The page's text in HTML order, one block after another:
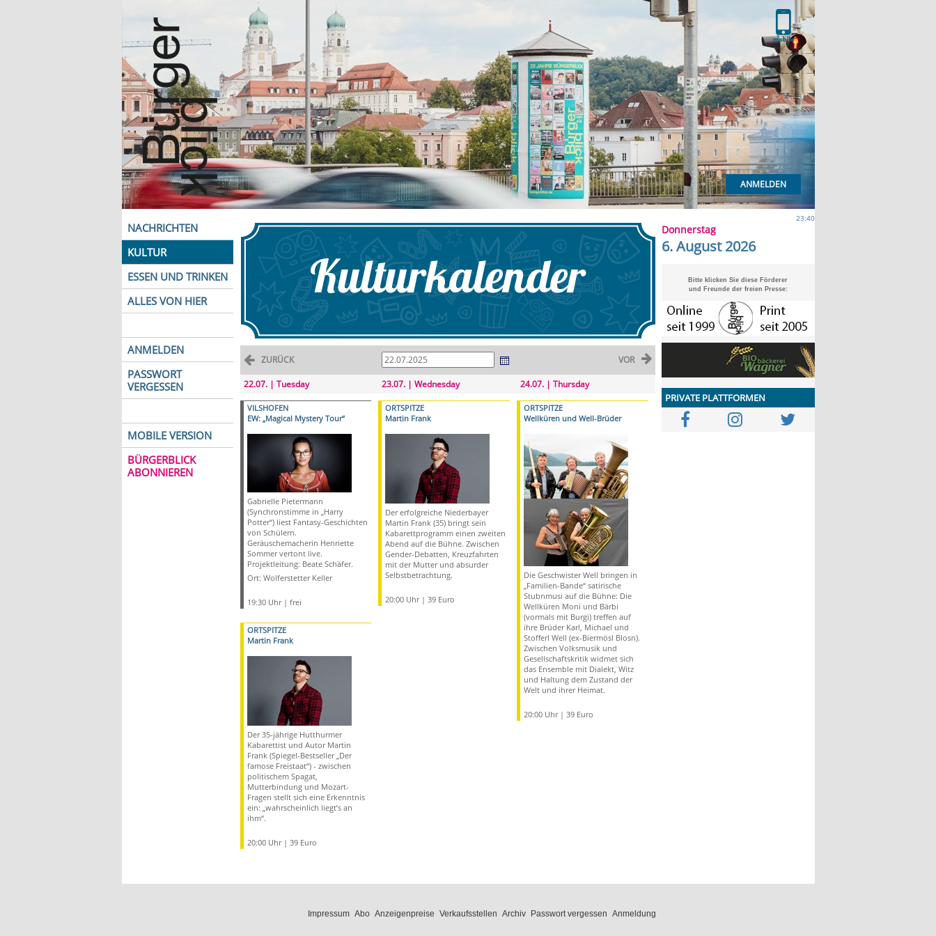
ANMELDEN
NACHRICHTEN
KULTUR
ESSEN UND TRINKEN
ALLES VON HIER
ANMELDEN
PASSWORT
VERGESSEN
MOBILE VERSION
BÜRGERBLICK
ABONNIEREN
ZURÜCK VOR
22.07. | Tuesday
VILSHOFEN
EW: „Magical Mystery Tour“
Gabrielle Pietermann
(Synchronstimme in „Harry
Potter“) liest Fantasy-Geschichten
von Schülern.
Geräuschemacherin Henriette
Sommer vertont live.
Projektleitung: Beate Schäfer.
Ort: Wolferstetter Keller
19:30 Uhr | frei
ORTSPITZE
Martin Frank
Der 35-jährige Hutthurmer
Kabarettist und Autor Martin
Frank (Spiegel-Bestseller „Der
famose Freistaat“) - zwischen
politischem Spagat,
Mutterbindung und Mozart-
Fragen stellt sich eine Erkenntnis
ein: „wahrscheinlich liegt’s an
ihm“.
20:00 Uhr | 39 Euro
23.07. | Wednesday
ORTSPITZE
Martin Frank
Der erfolgreiche Niederbayer
Martin Frank (35) bringt sein
Kabarettprogramm einen zweiten
Abend auf die Bühne. Zwischen
Gender-Debatten, Kreuzfahrten
mit der Mutter und absurder
Selbstbetrachtung.
20:00 Uhr | 39 Euro
24.07. | Thursday
ORTSPITZE
Wellküren und Well-Brüder
Die Geschwister Well bringen in
„Familien-Bande“ satirische
Stubnmusi auf die Bühne: Die
Wellküren Moni und Bärbi
(vormals mit Burgi) treffen auf
ihre Brüder Karl, Michael und
Stofferl Well (ex-Biermösl Blosn).
Zwischen Volksmusik und
Gesellschaftskritik widmet sich
das Ensemble mit Dialekt, Witz
und Haltung dem Zustand der
Welt und ihrer Heimat.
20:00 Uhr | 39 Euro
23:40
Donnerstag
6. August 2026
Bitte klicken Sie diese Förderer
und Freunde der freien Presse:
PRIVATE PLATTFORMEN
Impressum Abo Anzeigenpreise Verkaufsstellen Archiv Passwort vergessen Anmeldung